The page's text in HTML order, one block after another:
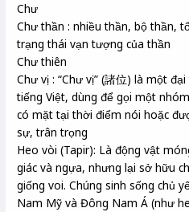
Chư
Chư thần : nhiều thần, bộ thần,
trạng thái vạn tượng của thần
Chư thiên
Chư vị : “Chư vị” (諸位) là một
tiếng Việt, dùng để gọi một
có mặt tại thời điểm nói hoặc
sự, trân trọng
Heo vòi (Tapir): Là động vật
giác và ngựa, nhưng lại sở hữu
giống voi. Chúng sinh sống chủ
Nam Mỹ và Đông Nam Á (như